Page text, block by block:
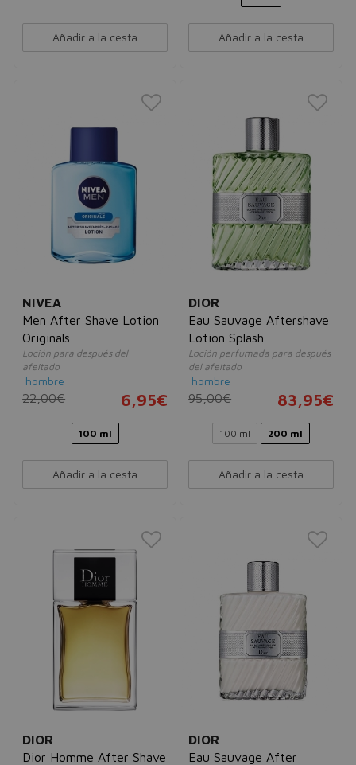
Añadir a la cesta Añadir a la cesta
NIVEA
Men After Shave Lotion
Originals
Loción para después del
afeitado
hombre
22,00€ 6,95€
100 ml
Añadir a la cesta
DIOR
Eau Sauvage Aftershave
Lotion Splash
Loción perfumada para después
del afeitado
hombre
95,00€ 83,95€
100 ml 200 ml
Añadir a la cesta
DIOR
Dior Homme After Shave
DIOR
Eau Sauvage After